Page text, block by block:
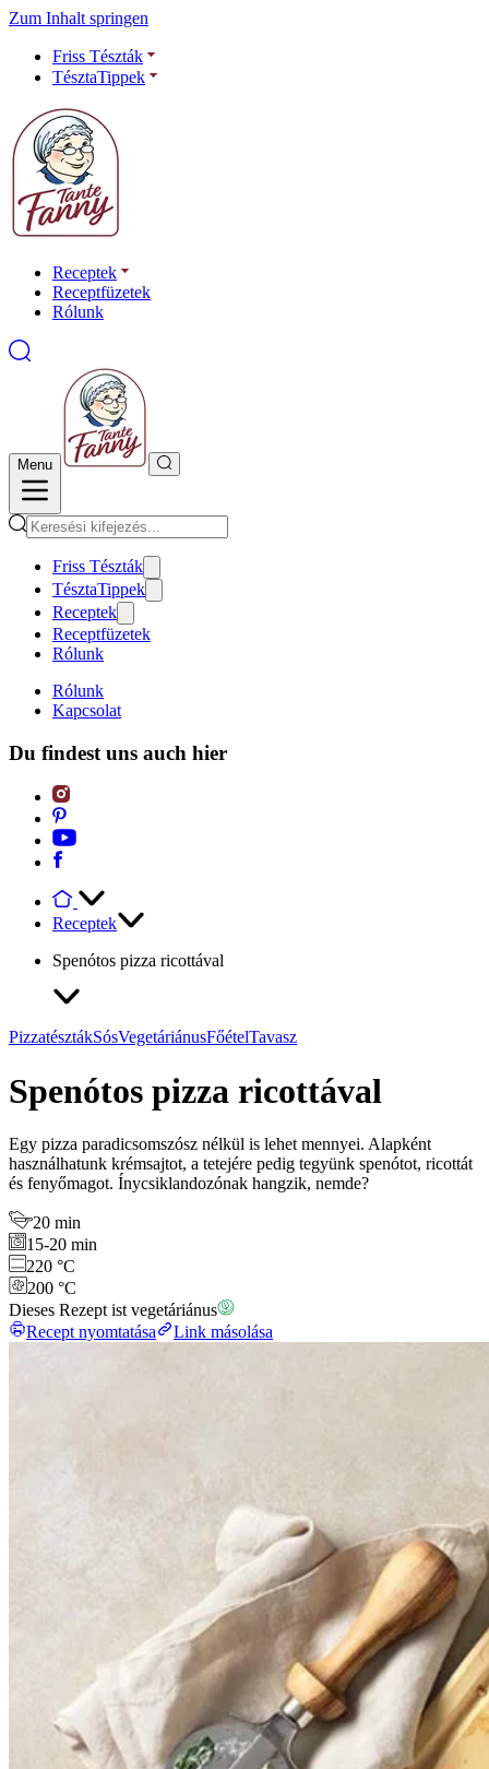
Zum Inhalt springen
Friss Tészták
TésztaTippek
Receptek
Receptfüzetek
Rólunk
Menu
Friss Tészták
TésztaTippek
Receptek
Receptfüzetek
Rólunk
Rólunk
Kapcsolat
Du findest uns auch hier
Receptek
Spenótos pizza ricottával
PizzatésztákSósVegetáriánusFőételTavasz
Spenótos pizza ricottával
Egy pizza paradicsomszósz nélkül is lehet mennyei. Alapként
használhatunk krémsajtot, a tetejére pedig tegyünk spenótot, ricottát
és fenyőmagot. Ínycsiklandozónak hangzik, nemde?
20 min
15-20 min
220 °C
200 °C
Dieses Rezept ist vegetáriánus
Recept nyomtatása
Link másolása